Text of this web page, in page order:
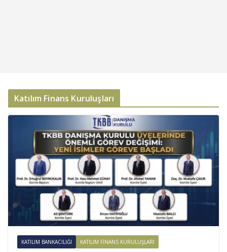
Katılım Finans Kuruluşları
KATILIM BANKACILIĞI KATILIM FINANS KURULUŞLARI